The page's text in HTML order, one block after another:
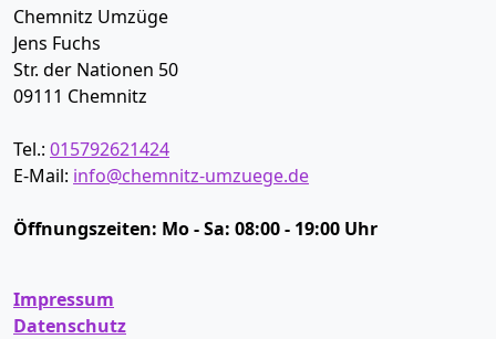
Chemnitz Umzüge
Jens Fuchs
Str. der Nationen 50
09111 Chemnitz
Tel.: 015792621424
E-Mail: info@chemnitz-umzuege.de
Öffnungszeiten: Mo - Sa: 08:00 - 19:00 Uhr
Impressum
Datenschutz